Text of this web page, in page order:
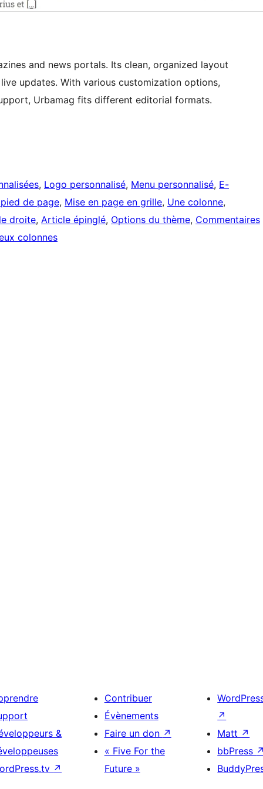
and news portals. Its clean, organized layout
updates. With various customization options,
Urbamag fits different editorial formats.
, Logo personnalisé, Menu personnalisé, E-
de page, Mise en page en grille, Une colonne
droite, Article épinglé, Options du thème, Commentaires
colonnes
&
↗
Contribuer
Évènements
Faire un don ↗
« Five For the
Future »
↗
Matt ↗
bbPress